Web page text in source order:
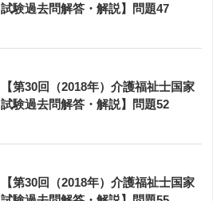
試験過去問解答・解説】問題47
【第30回（2018年）介護福祉士国家
試験過去問解答・解説】問題52
【第30回（2018年）介護福祉士国家